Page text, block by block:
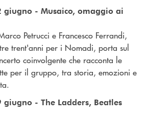
giugno - Musaico, omaggio ai
Petrucci e Francesco Ferrandi,
trent'anni per i Nomadi, porta sul
coinvolgente che racconta le
per il gruppo, tra storia, emozioni e
giugno - The Ladders, Beatles